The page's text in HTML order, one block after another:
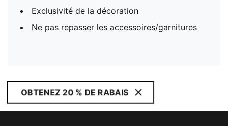
Exclusivité de la décoration
Ne pas repasser les accessoires/garnitures
OBTENEZ 20 % DE RABAIS